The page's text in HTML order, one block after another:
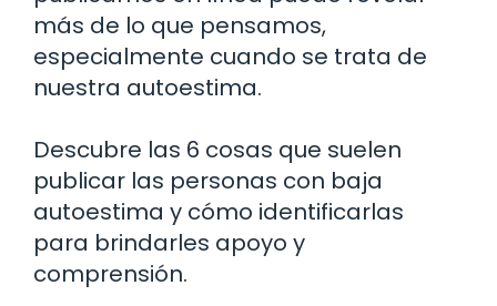
más de lo que pensamos,
especialmente cuando se trata de
nuestra autoestima.
Descubre las 6 cosas que suelen
publicar las personas con baja
autoestima y cómo identificarlas
para brindarles apoyo y
comprensión.